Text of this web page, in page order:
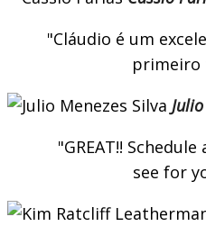
Cláudio é um
primeiro
GREAT!!
see for